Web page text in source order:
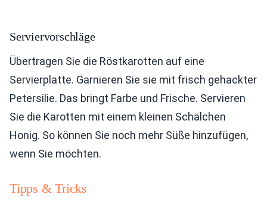
Serviervorschläge
Übertragen Sie die Röstkarotten auf eine
Servierplatte. Garnieren Sie sie mit frisch gehackter
Petersilie. Das bringt Farbe und Frische. Servieren
Sie die Karotten mit einem kleinen Schälchen
Honig. So können Sie noch mehr Süße hinzufügen,
wenn Sie möchten.
Tipps & Tricks